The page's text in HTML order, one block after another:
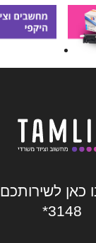
כאן לשירותכם
*3148